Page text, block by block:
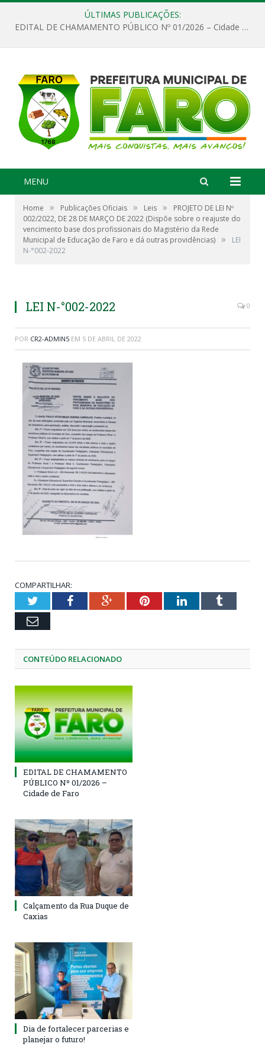
ÚLTIMAS PUBLICAÇÕES:
EDITAL DE CHAMAMENTO PÚBLICO Nº 01/2026 – Cidade de Faro
MENU
Home » Publicações Oficiais » Leis »
PROJETO DE LEI Nº
002/2022, DE 28 DE MARÇO DE 2022 (Dispõe sobre o reajuste do
vencimento base dos profissionais do Magistério da Rede
Municipal de Educação de Faro e dá outras providências) »
LEI
N-°002-2022
LEI N-°002-2022 0
POR CR2-ADMIN5 EM 5 DE ABRIL DE 2022
COMPARTILHAR:
TwitterFacebookGoogle+PinterestLinkedInTumblr
Email
CONTEÚDO RELACIONADO
EDITAL DE CHAMAMENTO
PÚBLICO Nº 01/2026 –
Cidade de Faro
Calçamento da Rua Duque de
Caxias
Dia de fortalecer parcerias e
planejar o futuro!